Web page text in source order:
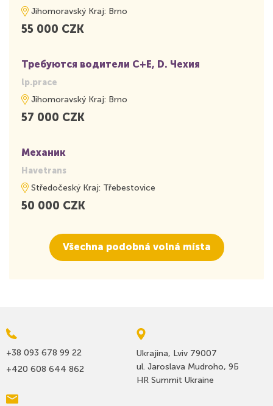
Jihomoravský Kraj: Brno
55 000 CZK
Требуются водители С+E, D. Чехия
lp.prace
Jihomoravský Kraj: Brno
57 000 CZK
Механик
Havetrans
Středočeský Kraj: Třebestovice
50 000 CZK
Všechna podobná volná místa
Ukrajina, Lviv 79007
ul. Jaroslava Mudroho, 9Б
HR Summit Ukraine
+38 093 678 99 22
+420 608 644 862